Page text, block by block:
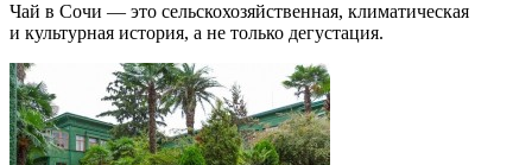
Чай в Сочи — это сельскохозяйственная, климатическая
и культурная история, а не только дегустация.